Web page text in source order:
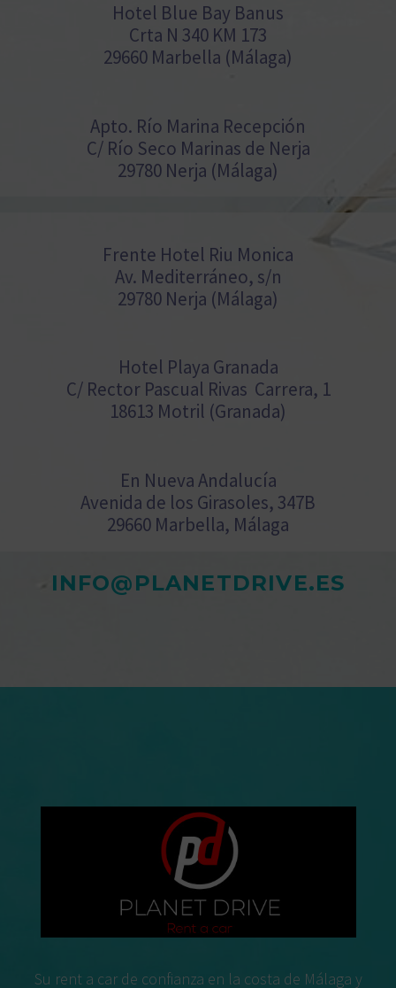
Hotel Blue Bay Banus
Crta N 340 KM 173
29660 Marbella (Málaga)
Apto. Río Marina Recepción
C/ Río Seco Marinas de Nerja
29780 Nerja (Málaga)
Frente Hotel Riu Monica
Av. Mediterráneo, s/n
29780 Nerja (Málaga)
Hotel Playa Granada
C/ Rector Pascual Rivas Carrera, 1
18613 Motril (Granada)
En Nueva Andalucía
Avenida de los Girasoles, 347B
29660 Marbella, Málaga
INFO@PLANETDRIVE.ES
Su rent a car de confianza en la costa de Málaga y